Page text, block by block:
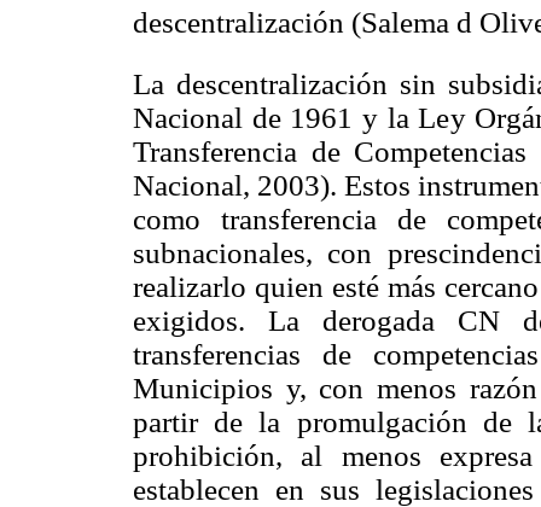
descentralización (Salema d
La descentralización sin
Nacional de 1961 y la Ley
Transferencia de
Nacional, 2003). Estos
como transferencia de
subnacionales, con
realizarlo quien esté más
exigidos. La derogada CN
transferencias de
Municipios y, con menos
partir de la promulgación de
prohibición, al menos
establecen en sus